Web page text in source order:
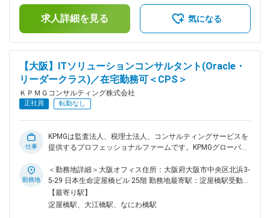
し、KPMG Globalの様々な領域の専門家と協業して付加価値の
高いサービスを提供し、クライアントのDX・業務変革の実現
て高く評価されています。KPMG Globalのネットワークも活用
しながら、日本におけるPE for Dynamics365ビジネスの立ち
上げを推進していただけるリーダークラスからメンバークラス
まで広く募集します。 ■業務内容：： PE for Dynamics365に
関する以下の業務を担当して頂きます。 ・デモを通したクラ
イアントニーズの把握と提案 ・DX・業務改革の基本構想策定
およびトレーニング ・新業務・新システムの定着化、および
継続的な変革の支援 ・プロジェクト管理、チェンジマネジメ
給有無＞有＜残業手当＞有＜給与補足＞※予定年収はあくまで
も目安の金額であり、選考を通じて上下する可能性がありま
す。■賞与：年1回（会社業績と個人成績による）■給与モデ
ト：890万円35歳マネジャー：1,200万円賃金はあくまでも目
安の金額であり、選考を通じて上下する可能性があります。月
給(月額)は固定手当を含めた表記です。
求人詳細を見る 気になる
【大阪】ITソリューションコンサルタント(Oracle・
リーダークラス)／在宅勤務可＜CPS＞
ＫＰＭＧコンサルティング株式会社
正社員 転勤なし
仕事
KPMGは監査法人、税理士法人、コンサルティングサービスを
提供するプロフェッショナルファームです。KPMGグローバル
プロフェッショナルを擁し、サービスを提供しています。 ■組
織について 当社では、デジタル時代の業務改革ソリューショ
ンとしてPowered Enterprise（PE）for Oracle ERP Cloudを提
供しています。PEは、KPMGグローバルの業務・システムの専
勤務地
＜勤務地詳細＞大阪オフィス住所：大阪府大阪市中央区北浜3-
5-29 日本生命淀屋橋ビル 25階 勤務地最寄駅：淀屋橋駅受動喫
煙対策：屋内全面禁煙変更の範囲：会社の定める事業所（リモ
ートワーク含む）
【最寄り駅】
淀屋橋駅、大江橋駅、なにわ橋駅